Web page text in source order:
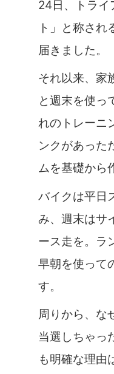
24日、トライ
ト」と称さ
届きました。
それ以来、家
と週末を使っ
れのトレーニ
ンクがあった
ムを基礎から
バイクは平日
み、週末はサ
ース走を。ラ
早朝を使って
す。
周りから、な
当選しちゃっ
も明確な理由